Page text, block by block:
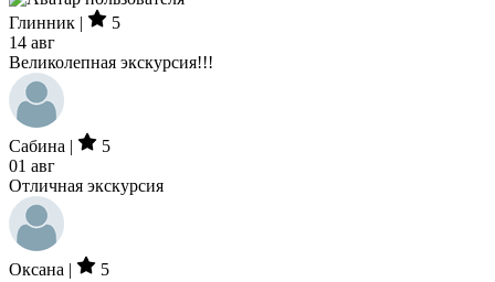
Глинник |
5
14 авг
Великолепная экскурсия!!!
Сабина |
5
01 авг
Отличная экскурсия
Оксана |
5